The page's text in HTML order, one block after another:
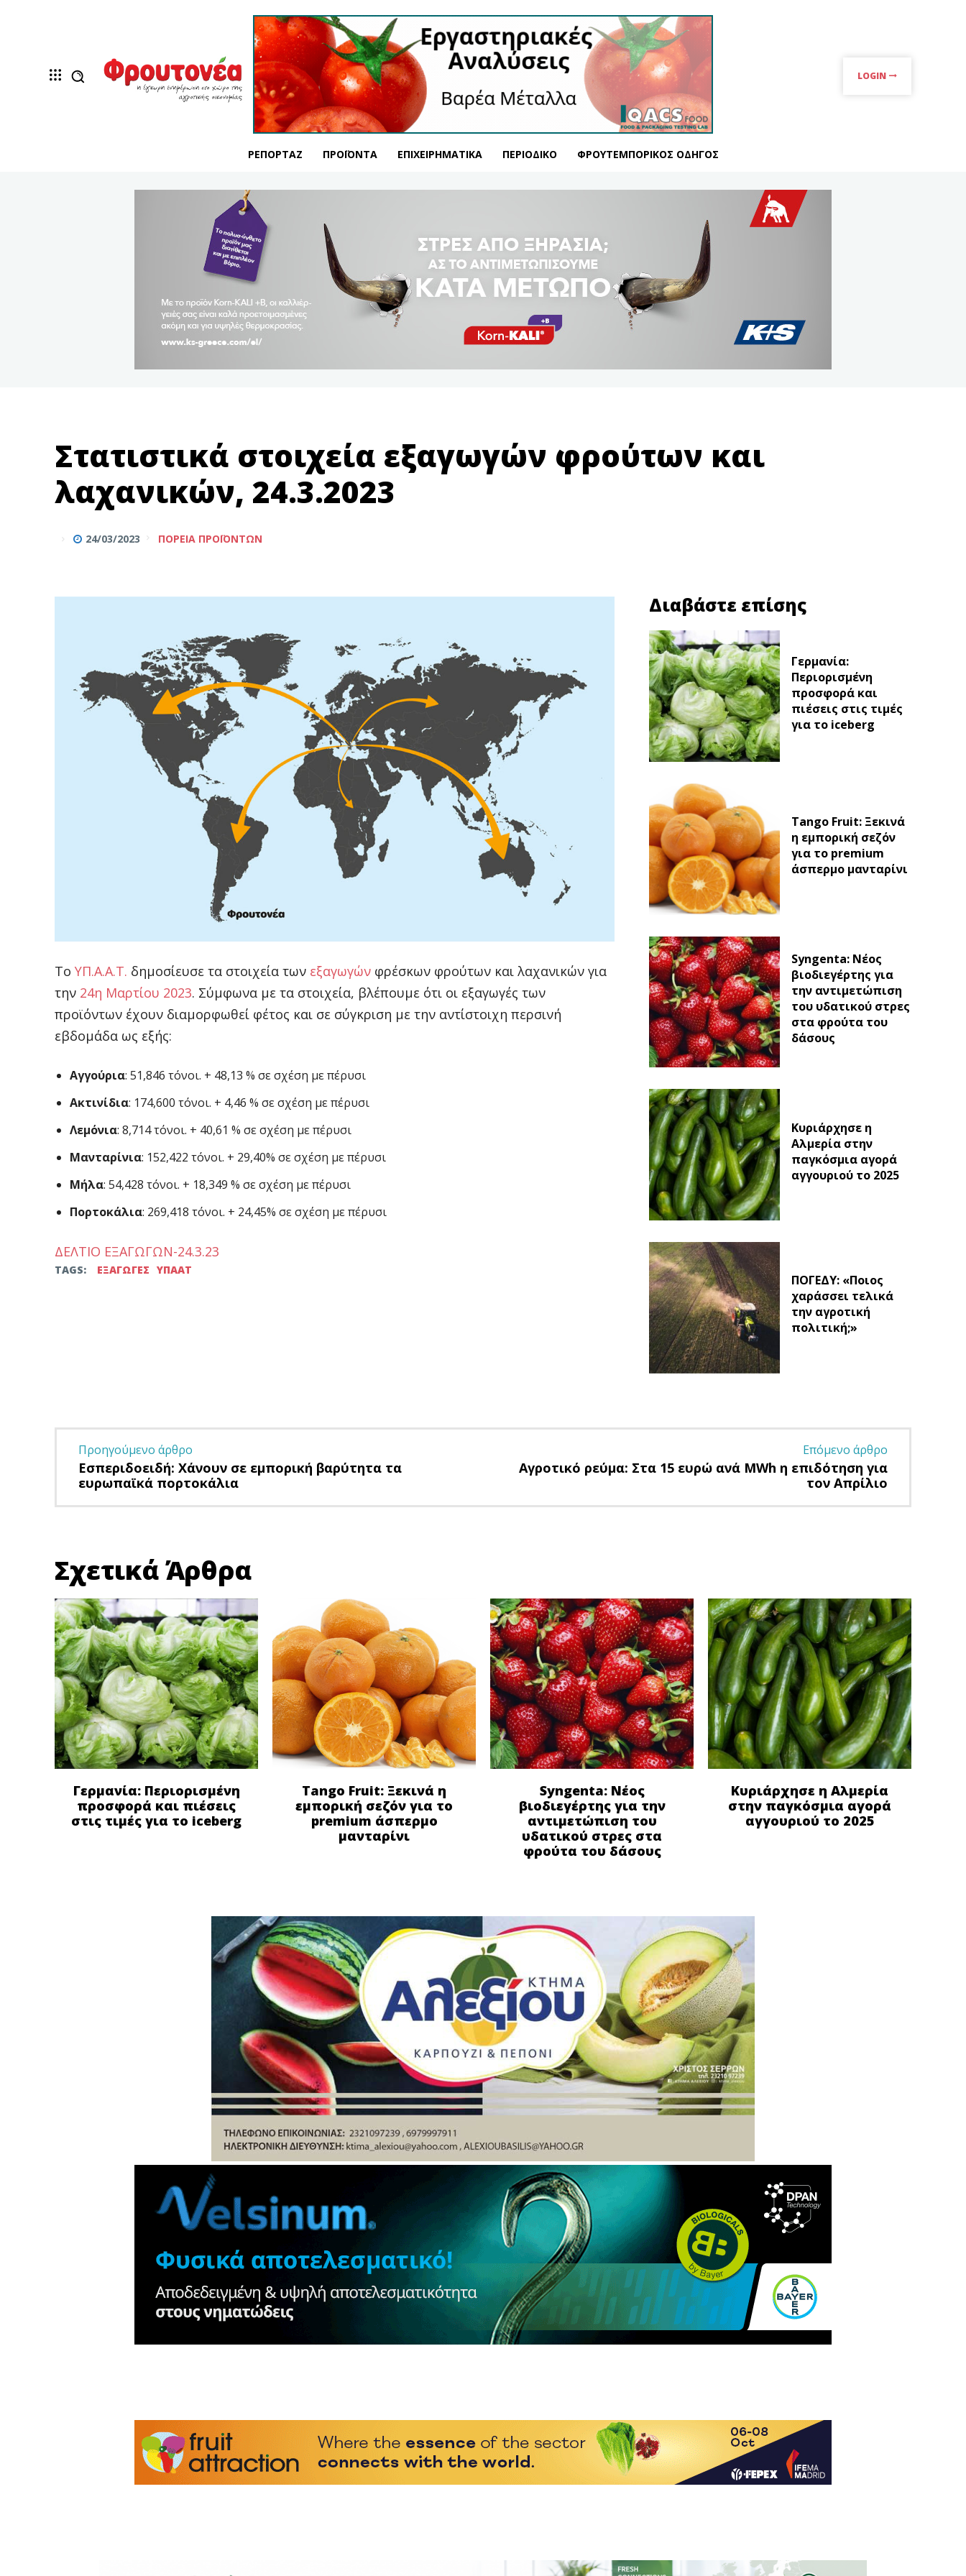
LOGIN
ΡΕΠΟΡΤΆΖ ΠΡΟΪΌΝΤΑ ΕΠΙΧΕΙΡΗΜΑΤΙΚΆ ΠΕΡΙΟΔΙΚΌ ΦΡΟΥΤΕΜΠΟΡΙΚΌΣ ΟΔΗΓΌΣ
Στατιστικά στοιχεία εξαγωγών φρούτων και
λαχανικών, 24.3.2023
24/03/2023 ΠΟΡΕΊΑ ΠΡΟΪΌΝΤΩΝ
Το ΥΠ.Α.Α.Τ. δημοσίευσε τα στοιχεία των εξαγωγών φρέσκων φρούτων και λαχανικών για
την 24η Μαρτίου 2023. Σύμφωνα με τα στοιχεία, βλέπουμε ότι οι εξαγωγές των
προϊόντων έχουν διαμορφωθεί φέτος και σε σύγκριση με την αντίστοιχη περσινή
εβδομάδα ως εξής:
Αγγούρια: 51,846 τόνοι. + 48,13 % σε σχέση με πέρυσι
Ακτινίδια: 174,600 τόνοι. + 4,46 % σε σχέση με πέρυσι
Λεμόνια: 8,714 τόνοι. + 40,61 % σε σχέση με πέρυσι
Μανταρίνια: 152,422 τόνοι. + 29,40% σε σχέση με πέρυσι
Μήλα: 54,428 τόνοι. + 18,349 % σε σχέση με πέρυσι
Πορτοκάλια: 269,418 τόνοι. + 24,45% σε σχέση με πέρυσι
ΔΕΛΤΙΟ ΕΞΑΓΩΓΩΝ-24.3.23
TAGS: ΕΞΑΓΩΓΕΣ ΥΠΑΑΤ
Διαβάστε επίσης
Γερμανία:
Περιορισμένη
προσφορά και
πιέσεις στις τιμές
για το iceberg
Tango Fruit: Ξεκινά
η εμπορική σεζόν
για το premium
άσπερμο μανταρίνι
Syngenta: Νέος
βιοδιεγέρτης για
την αντιμετώπιση
του υδατικού στρες
στα φρούτα του
δάσους
Κυριάρχησε η
Αλμερία στην
παγκόσμια αγορά
αγγουριού το 2025
ΠΟΓΕΔΥ: «Ποιος
χαράσσει τελικά
την αγροτική
πολιτική;»
Προηγούμενο άρθρο
Εσπεριδοειδή: Χάνουν σε εμπορική βαρύτητα τα
ευρωπαϊκά πορτοκάλια
Επόμενο άρθρο
Αγροτικό ρεύμα: Στα 15 ευρώ ανά MWh η επιδότηση για
τον Απρίλιο
Σχετικά Άρθρα
Γερμανία: Περιορισμένη
προσφορά και πιέσεις
στις τιμές για το iceberg
Tango Fruit: Ξεκινά η
εμπορική σεζόν για το
premium άσπερμο
μανταρίνι
Syngenta: Νέος
βιοδιεγέρτης για την
αντιμετώπιση του
υδατικού στρες στα
φρούτα του δάσους
Κυριάρχησε η Αλμερία
στην παγκόσμια αγορά
αγγουριού το 2025